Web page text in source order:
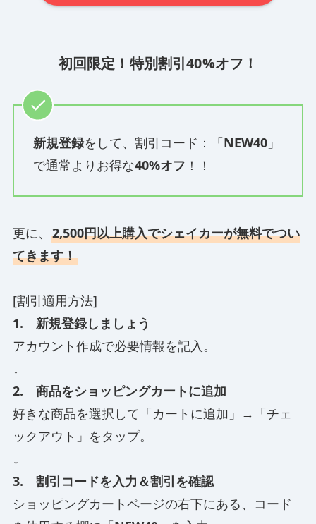
初回限定！特別割引40%オフ！
新規登録をして、割引コード：「NEW40」
で通常よりお得な40%オフ ！！
更に、 2,500円以上購入でシェイカーが無料でつい
てきます！
[割引適用方法]
1. 新規登録しましょう
アカウント作成で必要情報を記入。
↓
2. 商品をショッピングカートに追加
好きな商品を選択して「カートに追加」→「チェ
ックアウト」をタップ。
↓
3. 割引コードを入力＆割引を確認
ショッピングカートページの右下にある、コード